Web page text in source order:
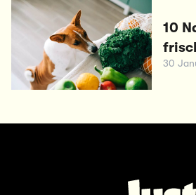
10
30